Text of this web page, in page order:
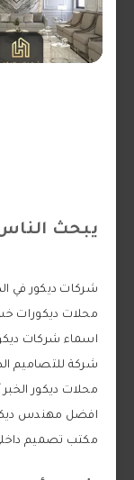
يبحث
شركات ديكور في
محلات ديكورات
اسماء شركات
شركة للتصاميم
محلات ديكور
افضل مهندس
مكتب تصميم